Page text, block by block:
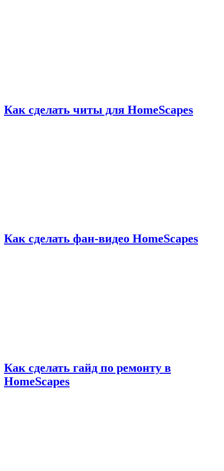
Как сделать читы для HomeScapes
Как сделать фан-видео HomeScapes
Как сделать гайд по ремонту в
HomeScapes